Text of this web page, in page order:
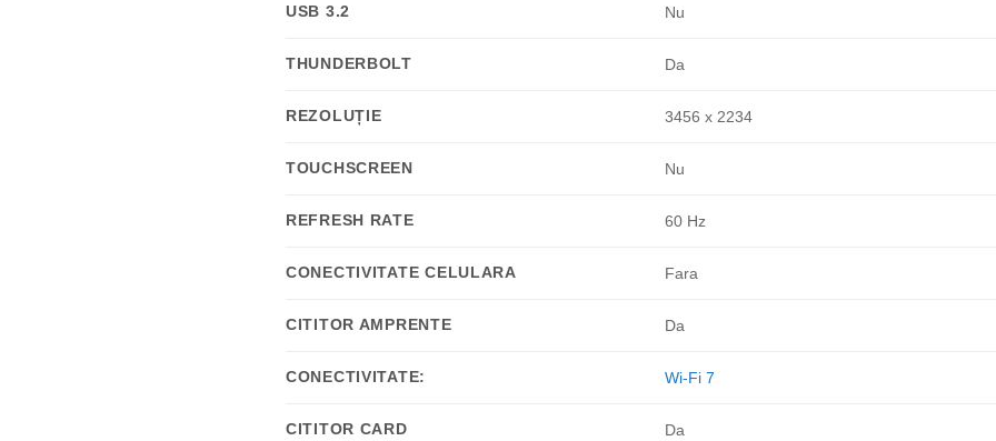
USB 3.2 Nu
THUNDERBOLT Da
REZOLUȚIE 3456 x 2234
TOUCHSCREEN Nu
REFRESH RATE 60 Hz
CONECTIVITATE CELULARA Fara
CITITOR AMPRENTE Da
CONECTIVITATE: Wi-Fi 7
CITITOR CARD Da